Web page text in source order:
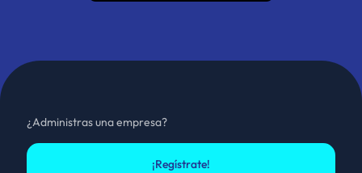
¿Administras una empresa?
¡Regístrate!